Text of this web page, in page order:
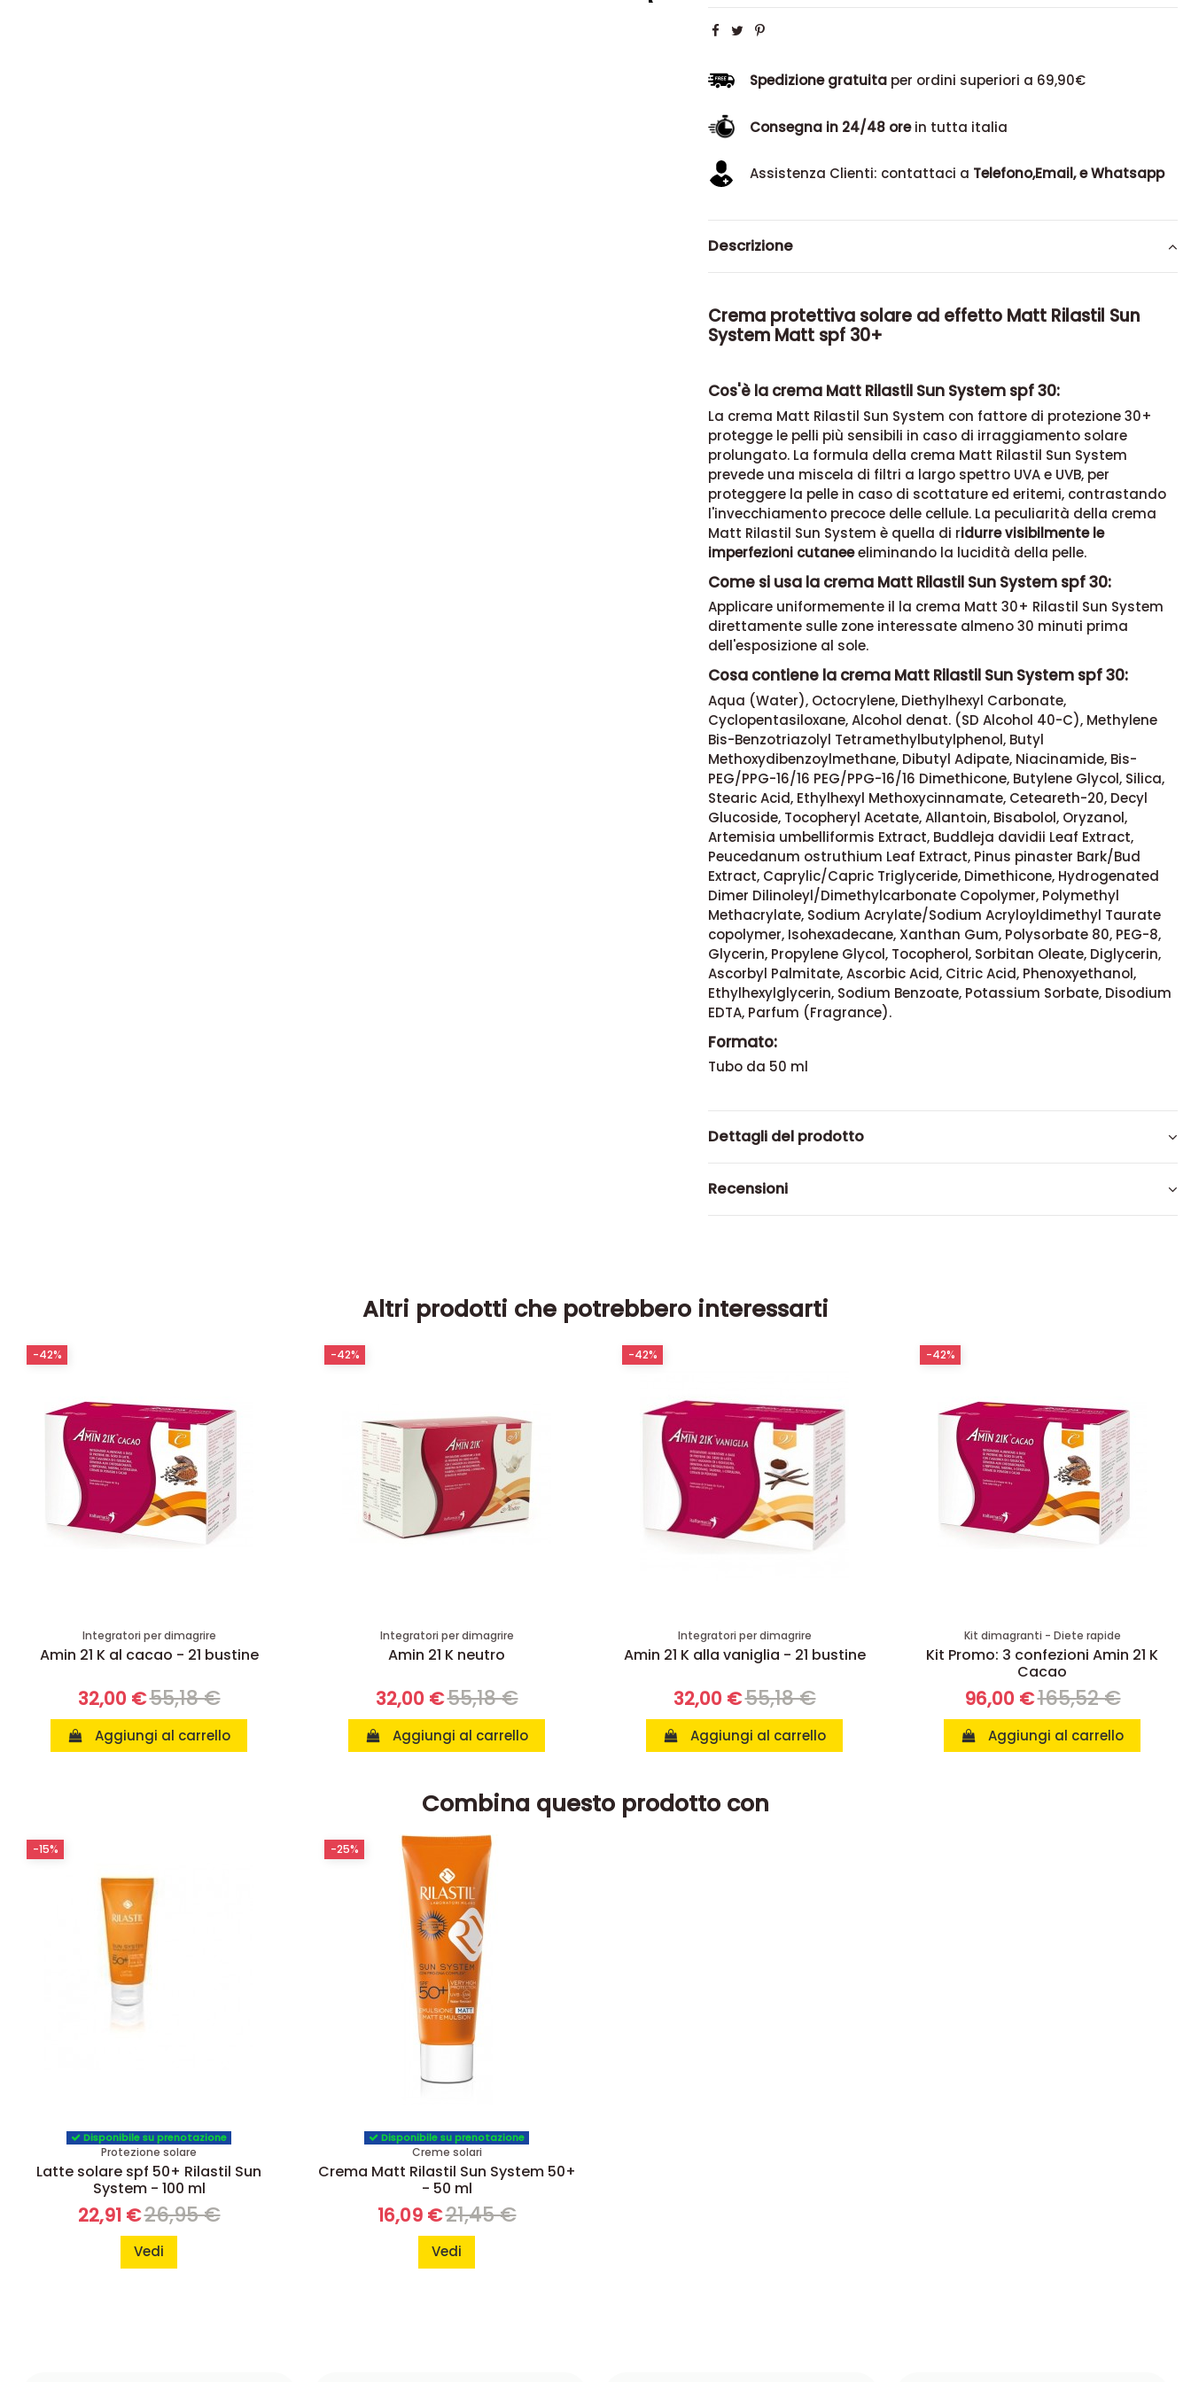
Spedizione gratuitaper ordini superiori a 69,90€
Consegna in 24/48 orein tutta italia
Assistenza Clienti: contattaci a Telefono,Email, e Whatsapp
Descrizione
Crema protettiva solare ad effetto Matt Rilastil Sun
System Matt spf 30+
Cos'è la crema Matt Rilastil Sun System spf 30:
La crema Matt Rilastil Sun System con fattore di protezione 30+
protegge le pelli più sensibili in caso di irraggiamento solare
prolungato. La formula della crema Matt Rilastil Sun System
prevede una miscela di filtri a largo spettro UVA e UVB, per
proteggere la pelle in caso di scottature ed eritemi, contrastando
l'invecchiamento precoce delle cellule. La peculiarità della crema
Matt Rilastil Sun System è quella di ridurre visibilmente le
imperfezioni cutaneeeliminando la lucidità della pelle.
Come si usa la crema Matt Rilastil Sun System spf 30:
Applicare uniformemente il la crema Matt 30+ Rilastil Sun System
direttamente sulle zone interessate almeno 30 minuti prima
dell'esposizione al sole.
Cosa contiene la crema Matt Rilastil Sun System spf 30:
Aqua (Water), Octocrylene, Diethylhexyl Carbonate,
Cyclopentasiloxane, Alcohol denat. (SD Alcohol 40-C), Methylene
Bis-Benzotriazolyl Tetramethylbutylphenol, Butyl
Methoxydibenzoylmethane, Dibutyl Adipate, Niacinamide, Bis-
PEG/PPG-16/16 PEG/PPG-16/16 Dimethicone, Butylene Glycol, Silica,
Stearic Acid, Ethylhexyl Methoxycinnamate, Ceteareth-20, Decyl
Glucoside, Tocopheryl Acetate, Allantoin, Bisabolol, Oryzanol,
Artemisia umbelliformis Extract, Buddleja davidii Leaf Extract,
Peucedanum ostruthium Leaf Extract, Pinus pinaster Bark/Bud
Extract, Caprylic/Capric Triglyceride, Dimethicone, Hydrogenated
Dimer Dilinoleyl/Dimethylcarbonate Copolymer, Polymethyl
Methacrylate, Sodium Acrylate/Sodium Acryloyldimethyl Taurate
copolymer, Isohexadecane, Xanthan Gum, Polysorbate 80, PEG-8,
Glycerin, Propylene Glycol, Tocopherol, Sorbitan Oleate, Diglycerin,
Ascorbyl Palmitate, Ascorbic Acid, Citric Acid, Phenoxyethanol,
Ethylhexylglycerin, Sodium Benzoate, Potassium Sorbate, Disodium
EDTA, Parfum (Fragrance).
Formato:
Tubo da 50 ml
Dettagli del prodotto
Recensioni
Altri prodotti che potrebbero interessarti
Integratori per dimagrire
Amin 21 K al cacao - 21 bustine
32,00 €55,18 €
Aggiungi al carrello
-42%
Integratori per dimagrire
Amin 21 K neutro
32,00 €55,18 €
Aggiungi al carrello
-42%
Integratori per dimagrire
Amin 21 K alla vaniglia - 21 bustine
32,00 €55,18 €
Aggiungi al carrello
-42%
Kit dimagranti - Diete rapide
Kit Promo: 3 confezioni Amin 21 K
Cacao
96,00 €165,52 €
Aggiungi al carrello
-42%
Combina questo prodotto con
Disponibile su prenotazione
Protezione solare
Latte solare spf 50+ Rilastil Sun
System - 100 ml
22,91 €26,95 €
Vedi
-15%
Disponibile su prenotazione
Creme solari
Crema Matt Rilastil Sun System 50+
- 50 ml
16,09 €21,45 €
Vedi
-25%